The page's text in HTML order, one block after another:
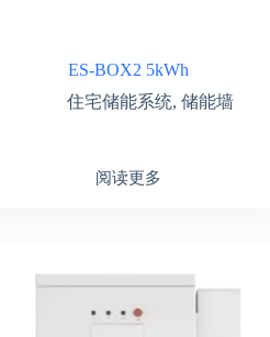
ES-BOX2 5kWh
住宅储能系统, 储能墙
阅读更多